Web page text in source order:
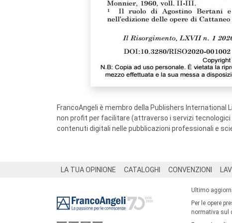
FrancoAngeli è membro della Publishers International
non profit per facilitare (attraverso i servizi
contenuti digitali nelle pubblicazioni professionali e
LA TUA OPINIONE CATALOGHI CONVENZIONI
Ultimo
Per le opere
normativa sul